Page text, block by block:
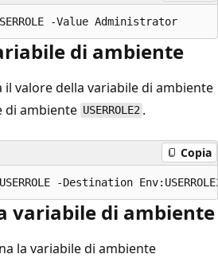
di ambiente
valore della variabile di ambiente
di ambiente USERROLE2 .
Copia
variabile di ambiente
la variabile di ambiente